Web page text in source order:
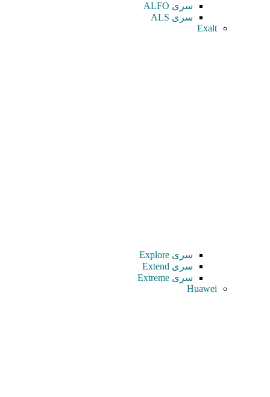
سری ALFO
سری ALS
Exalt
سری Explore
سری Extend
سری Extreme
Huawei